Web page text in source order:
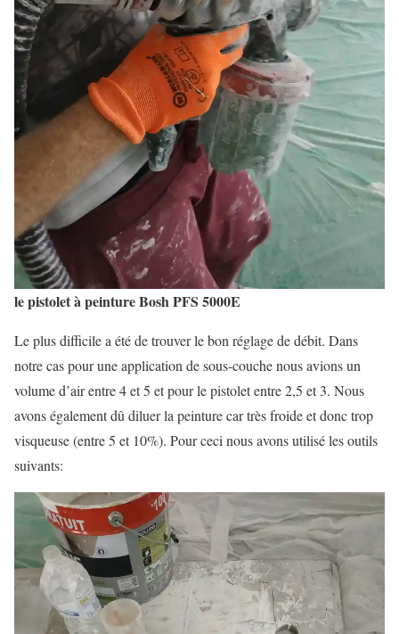
le pistolet à peinture Bosh PFS 5000E
Le plus difficile a été de trouver le bon réglage de débit. Dans
notre cas pour une application de sous-couche nous avions un
volume d’air entre 4 et 5 et pour le pistolet entre 2,5 et 3. Nous
avons également dû diluer la peinture car très froide et donc trop
visqueuse (entre 5 et 10%). Pour ceci nous avons utilisé les outils
suivants: